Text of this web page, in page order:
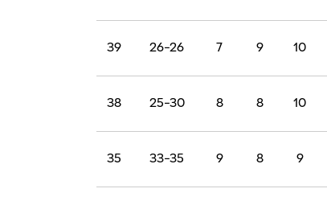
10
9
7
26-26
39
10
8
8
25-30
38
9
8
9
33-35
35